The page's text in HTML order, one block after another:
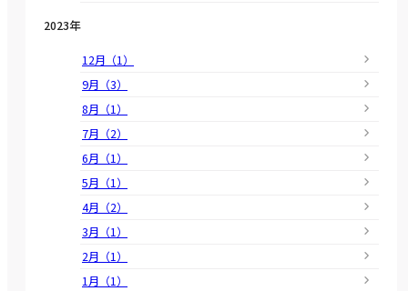
2023年
12月（1）
9月（3）
8月（1）
7月（2）
6月（1）
5月（1）
4月（2）
3月（1）
2月（1）
1月（1）